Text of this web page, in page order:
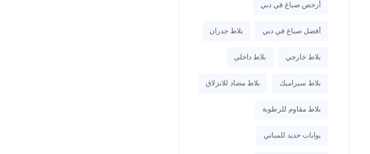
أرخص صباغ في دبي
أفضل صباغ في دبي بلاط جدران
بلاط خارجي بلاط داخلي
بلاط سيراميك بلاط مضاد للانزلاق
بلاط مقاوم للرطوبة
بوابات حديد للمباني